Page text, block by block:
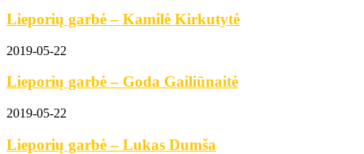
Lieporių garbė – Kamilė Kirkutytė
2019-05-22
Lieporių garbė – Goda Gailiūnaitė
2019-05-22
Lieporių garbė – Lukas Dumša